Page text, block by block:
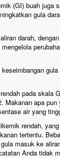
(GI) buah juga
gula
darah,
gula
pada skala
Makanan apa pun
air yang
rendah,
tertentu.
masuk ke
Anda tidak